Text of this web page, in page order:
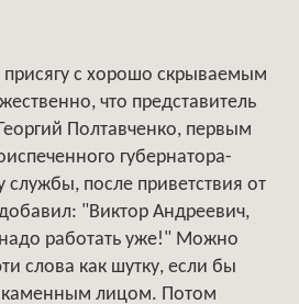
с хорошо скрываемым
что представитель
Полтавченко, первым
губернатора-
службы, после приветствия от
"Виктор Андреевич,
надо работать уже!" Можно
слова как шутку, если бы
каменным лицом. Потом